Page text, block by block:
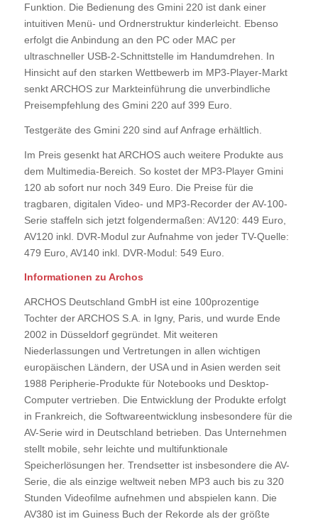
Funktion. Die Bedienung des Gmini 220 ist dank einer
intuitiven Menü- und Ordnerstruktur kinderleicht. Ebenso
erfolgt die Anbindung an den PC oder MAC per
ultraschneller USB-2-Schnittstelle im Handumdrehen. In
Hinsicht auf den starken Wettbewerb im MP3-Player-Markt
senkt ARCHOS zur Markteinführung die unverbindliche
Preisempfehlung des Gmini 220 auf 399 Euro.
Testgeräte des Gmini 220 sind auf Anfrage erhältlich.
Im Preis gesenkt hat ARCHOS auch weitere Produkte aus
dem Multimedia-Bereich. So kostet der MP3-Player Gmini
120 ab sofort nur noch 349 Euro. Die Preise für die
tragbaren, digitalen Video- und MP3-Recorder der AV-100-
Serie staffeln sich jetzt folgendermaßen: AV120: 449 Euro,
AV120 inkl. DVR-Modul zur Aufnahme von jeder TV-Quelle:
479 Euro, AV140 inkl. DVR-Modul: 549 Euro.
Informationen zu Archos
ARCHOS Deutschland GmbH ist eine 100prozentige
Tochter der ARCHOS S.A. in Igny, Paris, und wurde Ende
2002 in Düsseldorf gegründet. Mit weiteren
Niederlassungen und Vertretungen in allen wichtigen
europäischen Ländern, der USA und in Asien werden seit
1988 Peripherie-Produkte für Notebooks und Desktop-
Computer vertrieben. Die Entwicklung der Produkte erfolgt
in Frankreich, die Softwareentwicklung insbesondere für die
AV-Serie wird in Deutschland betrieben. Das Unternehmen
stellt mobile, sehr leichte und multifunktionale
Speicherlösungen her. Trendsetter ist insbesondere die AV-
Serie, die als einzige weltweit neben MP3 auch bis zu 320
Stunden Videofilme aufnehmen und abspielen kann. Die
AV380 ist im Guiness Buch der Rekorde als der größte